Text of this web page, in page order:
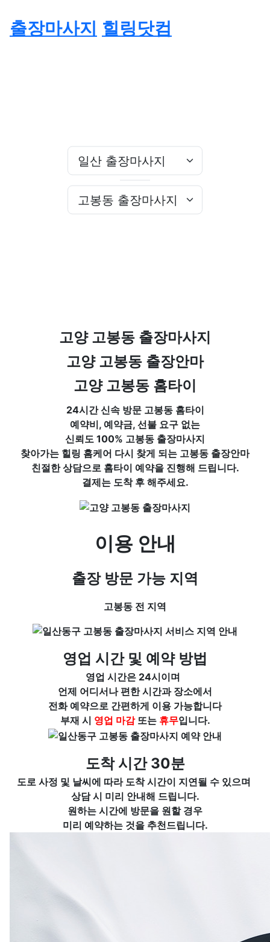
출장마사지 힐링닷컴
고양 고봉동 출장마사지
고양 고봉동 출장안마
고양 고봉동 홈타이
24시간 신속 방문 고봉동 홈타이
예약비, 예약금, 선불 요구 없는
신뢰도 100% 고봉동 출장마사지
찾아가는 힐링 홈케어 다시 찾게 되는 고봉동 출장안마
친절한 상담으로 홈타이 예약을 진행해 드립니다.
결제는 도착 후 해주세요.
이용 안내
출장 방문 가능 지역
고봉동 전 지역
영업 시간 및 예약 방법
영업 시간은 24시이며
언제 어디서나 편한 시간과 장소에서
전화 예약으로 간편하게 이용 가능합니다
부재 시 영업 마감또는 휴무입니다.
도착 시간 30분
도로 사정 및 날씨에 따라 도착 시간이 지연될 수 있으며
상담 시 미리 안내해 드립니다.
원하는 시간에 방문을 원할 경우
미리 예약하는 것을 추천드립니다.